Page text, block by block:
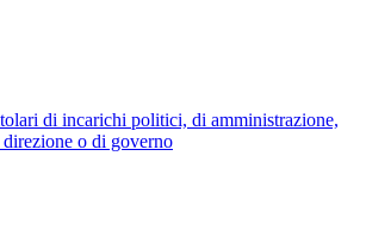
di incarichi politici, di amministrazione,
o di governo